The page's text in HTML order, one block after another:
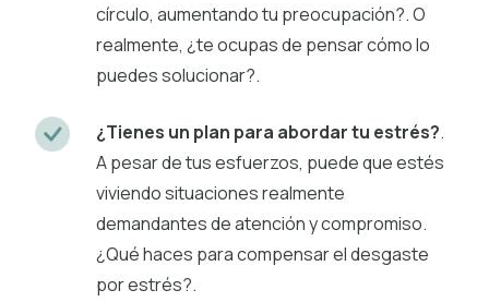
círculo, aumentando tu preocupación?. O
realmente, ¿te ocupas de pensar cómo lo
puedes solucionar?.
¿Tienes un plan para abordar tu estrés?.
A pesar de tus esfuerzos, puede que estés
viviendo situaciones realmente
demandantes de atención y compromiso.
¿Qué haces para compensar el desgaste
por estrés?.